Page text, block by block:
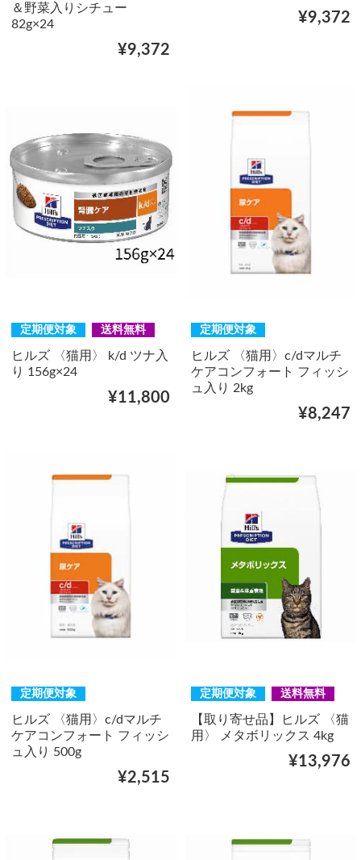
＆野菜入りシチュー
82g×24
¥9,372
¥9,372
定期便対象 送料無料
ヒルズ 〈猫用〉 k/d ツナ入
り 156g×24
¥11,800
定期便対象
ヒルズ 〈猫用〉c/dマルチ
ケアコンフォート フィッシ
ュ入り 2kg
¥8,247
定期便対象
ヒルズ 〈猫用〉c/dマルチ
ケアコンフォート フィッシ
ュ入り 500g
¥2,515
定期便対象 送料無料
【取り寄せ品】ヒルズ 〈猫
用〉 メタボリックス 4kg
¥13,976